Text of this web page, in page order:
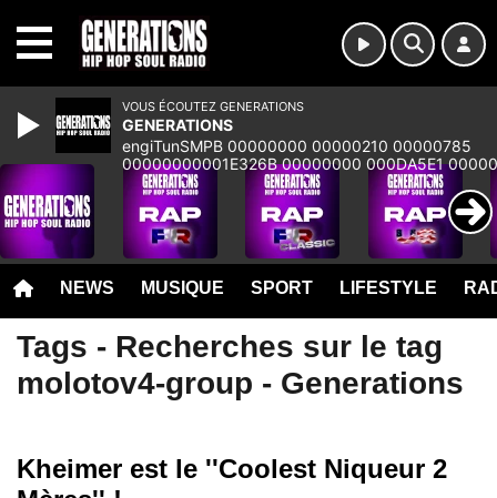
NEWS MUSIQUE SPORT LIFESTYLE
Tags - Recherches sur le tag
molotov4-group - Generations
Kheimer est le ''Coolest Niqueur 2
VOUS ÉCOUTEZ GENERATIONS
GENERATIONS
engiTunSMPB 00000000 00000210 00000785
00000000001E326B 00000000 000DA5E1
00000000 00000000 00000000 00000000